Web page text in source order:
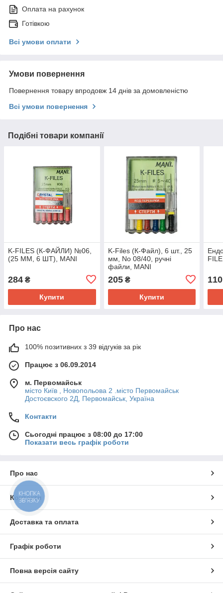
Оплата на рахунок
Готівкою
Всі умови оплати
Умови повернення
Повернення товару впродовж 14 днів за домовленістю
Всі умови повернення
Подібні товари компанії
K-FILES (К-ФАЙЛИ) №06,
(25 ММ, 6 ШТ), MANI
284 ₴
Купити
K-Files (К-Файл), 6 шт., 25
мм, No 08/40, ручні
файли, MANI
205₴
Купити
110
Про нас
100% позитивних з 39 відгуків за рік
Працює з 06.09.2014
м. Первомайськ
місто Київ , Новопольова 2 .місто Первомайськ
Достоєвского 2Д, Первомайськ, Україна
Контакти
Сьогодні працює з 08:00 до 17:00
Показати весь графік роботи
Про нас
Контакти
Доставка та оплата
Графік роботи
Повна версія сайту
КНОПКА
ЗВ'ЯЗКУ